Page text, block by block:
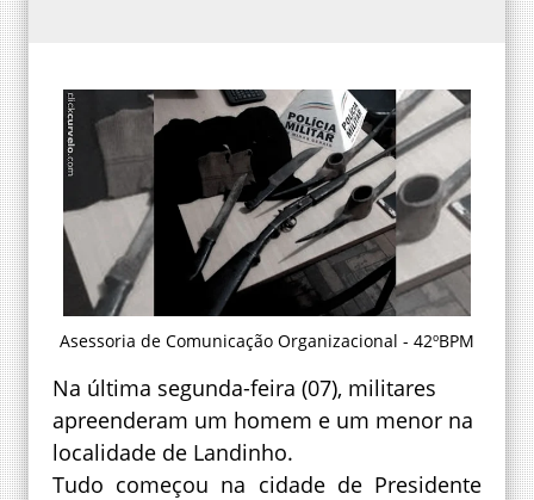
Asessoria de Comunicação Organizacional - 42ºBPM
Na última segunda-feira (07), militares
apreenderam um homem e um menor na
localidade de Landinho.
Tudo começou na cidade de Presidente